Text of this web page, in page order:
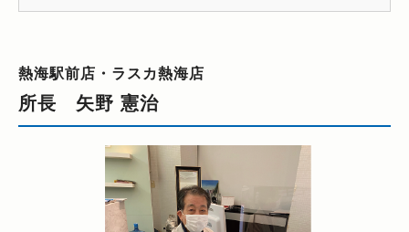
熱海駅前店・ラスカ熱海店
所長 矢野 憲治